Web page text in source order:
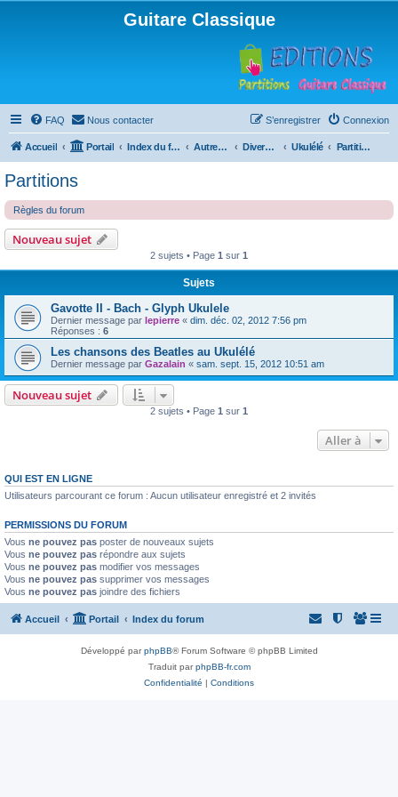
Guitare Classique
FAQ Nous contacter Connexion
S’enregistrer
Accueil Portail Index du forum Autres instruments à cordes pincées, ou styles Divers instruments Ukulélé Partitions
Partitions
Règles du forum
Nouveau sujet
2 sujets • Page 1 sur 1
Sujets
Gavotte II - Bach - Glyph Ukulele
Dernier message par lepierre « dim. déc. 02, 2012 7:56 pm
Réponses : 6
Les chansons des Beatles au Ukulélé
Dernier message par Gazalain « sam. sept. 15, 2012 10:51 am
Nouveau sujet
2 sujets • Page 1 sur 1
Aller à
QUI EST EN LIGNE
Utilisateurs parcourant ce forum : Aucun utilisateur enregistré et 2 invités
PERMISSIONS DU FORUM
Vous ne pouvez pas poster de nouveaux sujets
Vous ne pouvez pas répondre aux sujets
Vous ne pouvez pas modifier vos messages
Vous ne pouvez pas supprimer vos messages
Vous ne pouvez pas joindre des fichiers
Accueil Portail Index du forum
Développé parphpBB® Forum Software © phpBB Limited
Traduit parphpBB-fr.com
Confidentialité | Conditions